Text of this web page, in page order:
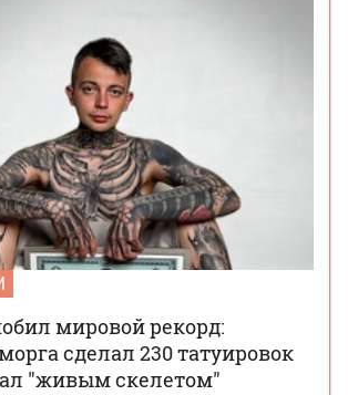
мировой рекорд:
сделал 230 татуировок
"живым скелетом"